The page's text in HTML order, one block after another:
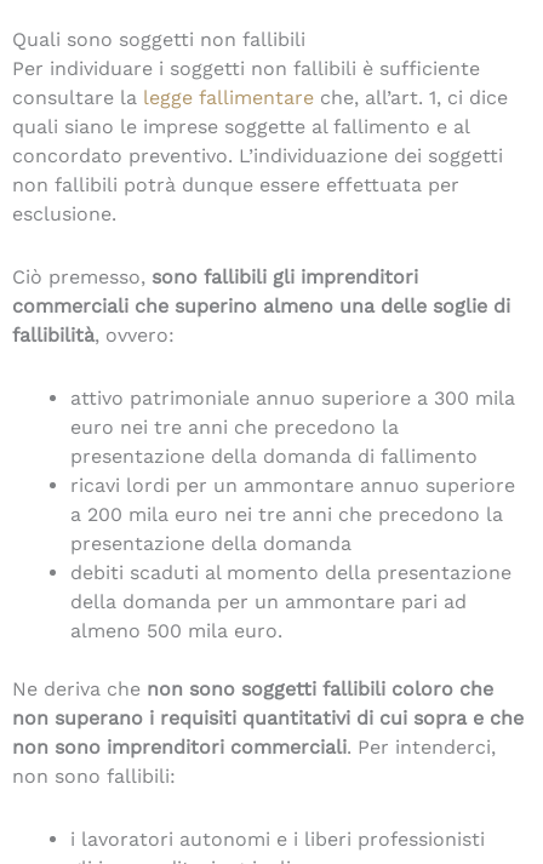
Quali sono soggetti non fallibili
Per individuare i soggetti non fallibili è sufficiente
consultare la legge fallimentare che, all’art. 1, ci dice
quali siano le imprese soggette al fallimento e al
concordato preventivo. L’individuazione dei soggetti
non fallibili potrà dunque essere effettuata per
esclusione.
Ciò premesso, sono fallibili gli imprenditori
commerciali che superino almeno una delle soglie di
fallibilità, ovvero:
attivo patrimoniale annuo superiore a 300 mila
euro nei tre anni che precedono la
presentazione della domanda di fallimento
ricavi lordi per un ammontare annuo superiore
a 200 mila euro nei tre anni che precedono la
presentazione della domanda
debiti scaduti al momento della presentazione
della domanda per un ammontare pari ad
almeno 500 mila euro.
Ne deriva che non sono soggetti fallibili coloro che
non superano i requisiti quantitativi di cui sopra e che
non sono imprenditori commerciali. Per intenderci,
non sono fallibili:
i lavoratori autonomi e i liberi professionisti